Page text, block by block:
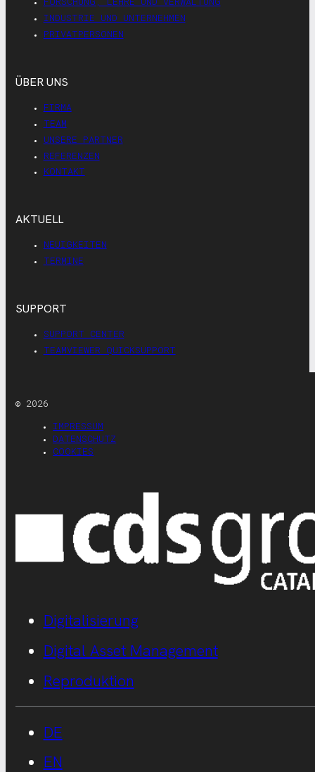
INDUSTRIE UND UNTERNEHMEN
PRIVATPERSONEN
ÜBER UNS
FIRMA
TEAM
UNSERE PARTNER
REFERENZEN
KONTAKT
AKTUELL
NEUIGKEITEN
TERMINE
SUPPORT
SUPPORT CENTER
TEAMVIEWER QUICKSUPPORT
© 2026
IMPRESSUM
DATENSCHUTZ
COOKIES
Digitalisierung
Digital Asset Management
Reproduktion
DE
EN